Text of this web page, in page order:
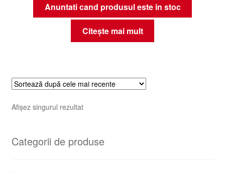
Anuntati cand produsul este in stoc
Citește mai mult
Afișez singurul rezultat
Categorii de produse